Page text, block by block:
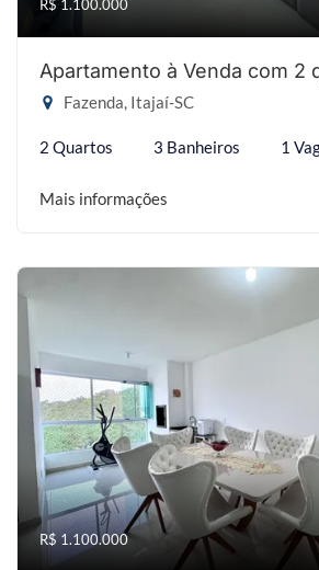
R$ 1.100.000
Apartamento à Venda com 2
Fazenda, Itajaí-SC
2 Quartos 3 Banheiros 1
Mais informações
R$ 1.100.000